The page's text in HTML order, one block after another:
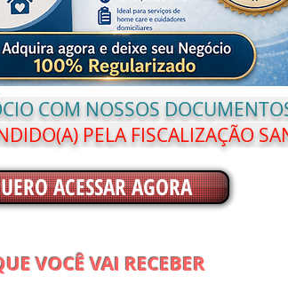
COM NOSSOS
PELA FISCALIZAÇÃO
VOCÊ VAI RECEBER
ACESSAR AGORA